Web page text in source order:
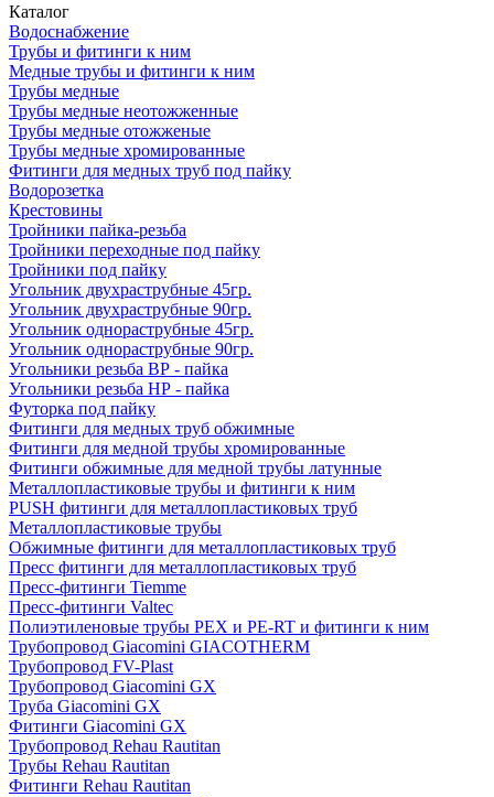
Каталог
Водоснабжение
Трубы и фитинги к ним
Медные трубы и фитинги к ним
Трубы медные
Трубы медные неотожженные
Трубы медные отожженые
Трубы медные хромированные
Фитинги для медных труб под пайку
Водорозетка
Крестовины
Тройники пайка-резьба
Тройники переходные под пайку
Тройники под пайку
Угольник двухраструбные 45гр.
Угольник двухраструбные 90гр.
Угольник однораструбные 45гр.
Угольник однораструбные 90гр.
Угольники резьба ВР - пайка
Угольники резьба НР - пайка
Футорка под пайку
Фитинги для медных труб обжимные
Фитинги для медной трубы хромированные
Фитинги обжимные для медной трубы латунные
Металлопластиковые трубы и фитинги к ним
PUSH фитинги для металлопластиковых труб
Металлопластиковые трубы
Обжимные фитинги для металлопластиковых труб
Пресс фитинги для металлопластиковых труб
Пресс-фитинги Tiemme
Пресс-фитинги Valtec
Полиэтиленовые трубы PEX и PE-RT и фитинги к ним
Трубопровод Giacomini GIACOTHERM
Трубопровод FV-Plast
Трубопровод Giacomini GX
Труба Giacomini GX
Фитинги Giacomini GX
Трубопровод Rehau Rautitan
Трубы Rehau Rautitan
Фитинги Rehau Rautitan